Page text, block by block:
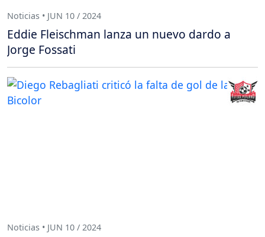
Noticias • JUN 10 / 2024
Eddie Fleischman lanza un nuevo dardo a
Jorge Fossati
Noticias • JUN 10 / 2024